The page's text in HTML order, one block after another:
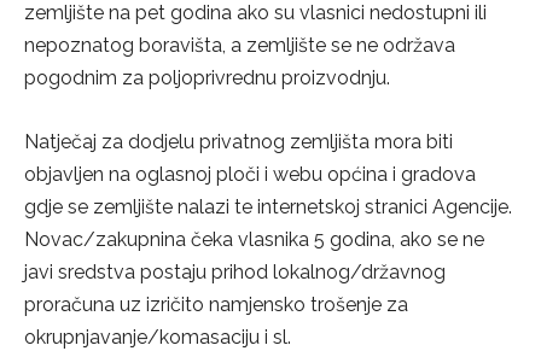
zemljište na pet godina ako su vlasnici nedostupni ili
nepoznatog boravišta, a zemljište se ne održava
pogodnim za poljoprivrednu proizvodnju.
Natječaj za dodjelu privatnog zemljišta mora biti
objavljen na oglasnoj ploči i webu općina i gradova
gdje se zemljište nalazi te internetskoj stranici Agencije.
Novac/zakupnina čeka vlasnika 5 godina, ako se ne
javi sredstva postaju prihod lokalnog/državnog
proračuna uz izričito namjensko trošenje za
okrupnjavanje/komasaciju i sl.